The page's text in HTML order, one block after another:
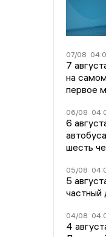
07/08
7
на
первое
06/08
6
шесть
05/08
5
частный
04/08
4